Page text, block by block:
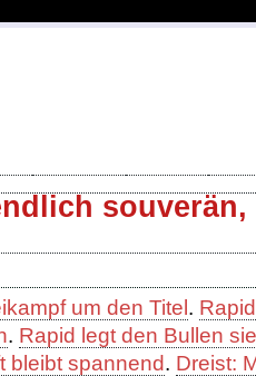
souverän,
um den Titel .
. Rapid legt den Bullen
bleibt spannend. Dreist: